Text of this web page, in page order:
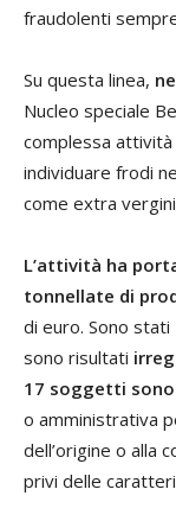
fraudolenti
Su questa linea,
Nucleo speciale
complessa attività
individuare frodi
come extra
L’attività ha
tonnellate di
di euro. Sono stati
sono risultati
17 soggetti
o amministrativa
dell’origine o alla
privi delle